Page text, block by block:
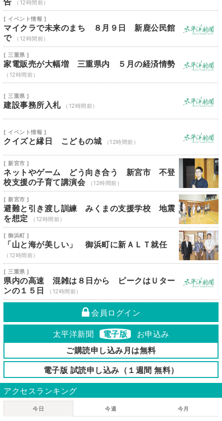
（12時間前）
[ イベント情報 ]
マイクラで未来のまち ８月９日 新鹿公民館
で
（12時間前）
[ 三重県 ]
家電販売が大幅増 三重県内 ５月の経済情勢
（12時間前）
[ 三重県 ]
建設事務所入札 （12時間前）
[ イベント情報 ]
クイズと縁日 こどもの城 （12時間前）
[ 新宮市 ]
ネットやゲーム どう向き合う 新宮市 不登
校支援の子育て講演会
（12時間前）
[ 新宮市 ]
避難と引き渡し訓練 みくまの支援学校 地震
を想定
（12時間前）
[ 御浜町 ]
「山と海が美しい」 御浜町に新ＡＬＴ就任
（12時間前）
[ 三重県 ]
県内の高速 混雑は８日から ピークはＵター
ンの１５日
（12時間前）
会員ログイン
太平洋新聞 電子版
お申込み
ご購読申し込み月は無料
電子版 試読申し込み（１週間 無料）
アクセスランキング
今日 今週 今月